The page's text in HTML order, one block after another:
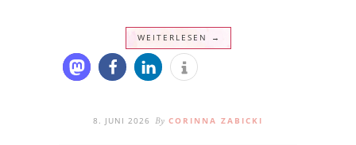
WEITERLESEN →
8. JUNI 2026 By CORINNA ZABICKI